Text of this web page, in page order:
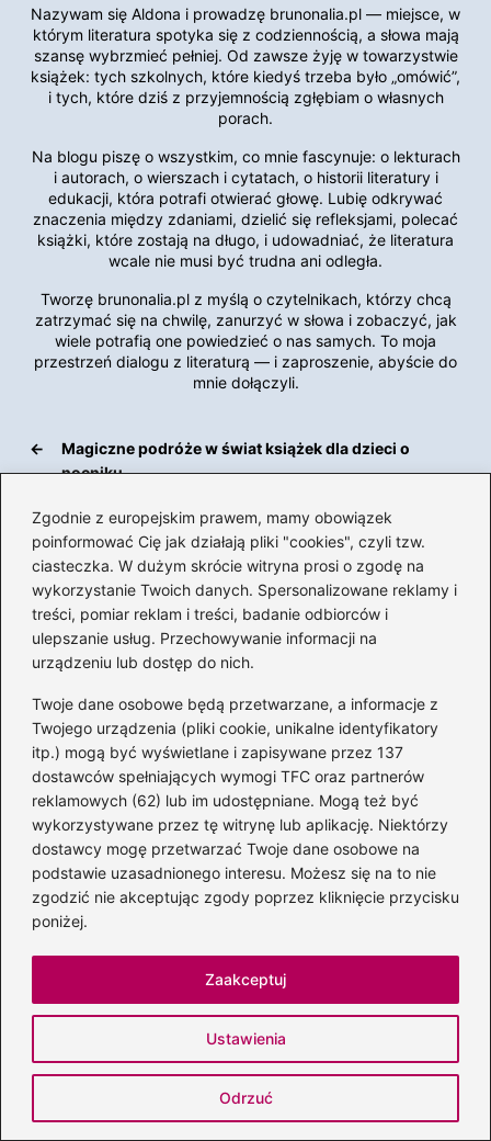
Zgodnie z europejskim prawem, mamy obowiązek
poinformować Cię jak działają pliki "cookies", czyli tzw.
ciasteczka. W dużym skrócie witryna prosi o zgodę na
wykorzystanie Twoich danych. Spersonalizowane reklamy i
treści, pomiar reklam i treści, badanie odbiorców i
ulepszanie usług. Przechowywanie informacji na
urządzeniu lub dostęp do nich.
Twoje dane osobowe będą przetwarzane, a informacje z
Twojego urządzenia (pliki cookie, unikalne identyfikatory
itp.) mogą być wyświetlane i zapisywane przez 137
dostawców spełniających wymogi TFC oraz partnerów
reklamowych (62) lub im udostępniane. Mogą też być
wykorzystywane przez tę witrynę lub aplikację. Niektórzy
dostawcy mogę przetwarzać Twoje dane osobowe na
podstawie uzasadnionego interesu. Możesz się na to nie
zgodzić nie akceptując zgody poprzez kliknięcie przycisku
poniżej.
Ustawienia
Odrzuć
Zaakceptuj
Nazywam się Aldona i prowadzę brunonalia.pl — miejsce, w
którym literatura spotyka się z codziennością, a słowa mają
szansę wybrzmieć pełniej. Od zawsze żyję w towarzystwie
książek: tych szkolnych, które kiedyś trzeba było „omówić”,
i tych, które dziś z przyjemnością zgłębiam o własnych
porach.
Na blogu piszę o wszystkim, co mnie fascynuje: o lekturach
i autorach, o wierszach i cytatach, o historii literatury i
edukacji, która potrafi otwierać głowę. Lubię odkrywać
znaczenia między zdaniami, dzielić się refleksjami, polecać
książki, które zostają na długo, i udowadniać, że literatura
wcale nie musi być trudna ani odległa.
Tworzę brunonalia.pl z myślą o czytelnikach, którzy chcą
zatrzymać się na chwilę, zanurzyć w słowa i zobaczyć, jak
wiele potrafią one powiedzieć o nas samych. To moja
przestrzeń dialogu z literaturą — i zaproszenie, abyście do
mnie dołączyli.
←
Magiczne podróże w świat książek dla dzieci o
nocniku
→
Rymowane cytaty o przyjaźni, które podzielą serca
Dodaj komentarz
Twój adres email nie zostanie opublikowany.
Komentarz*
Nazwa *
Witryna internetowa